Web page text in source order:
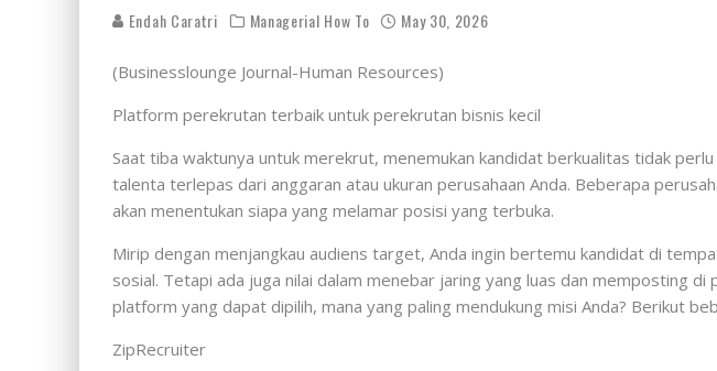
Endah Caratri Managerial How To May 30, 2026
(Businesslounge Journal-Human Resources)
Platform perekrutan terbaik untuk perekrutan bisnis kecil
Saat tiba waktunya untuk merekrut, menemukan kandidat berkualitas tidak
talenta terlepas dari anggaran atau ukuran perusahaan Anda. Beberapa
akan menentukan siapa yang melamar posisi yang terbuka.
Mirip dengan menjangkau audiens target, Anda ingin bertemu kandidat di
sosial. Tetapi ada juga nilai dalam menebar jaring yang luas dan memposting
platform yang dapat dipilih, mana yang paling mendukung misi Anda? Berikut
ZipRecruiter